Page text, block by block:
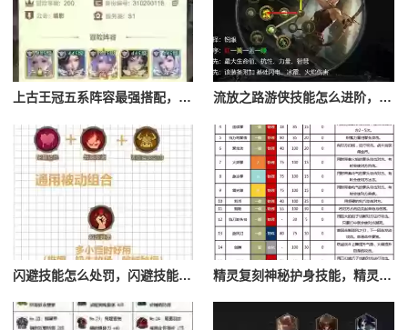
上古王冠五系阵容最强搭配，上古王冠五星排行 流放之路游侠技能怎么进阶，流放之路游侠技能怎么进阶的
闪避技能怎么处罚，闪避技能怎么处罚队友 精灵复刻神秘护身技能，精灵复刻攻略